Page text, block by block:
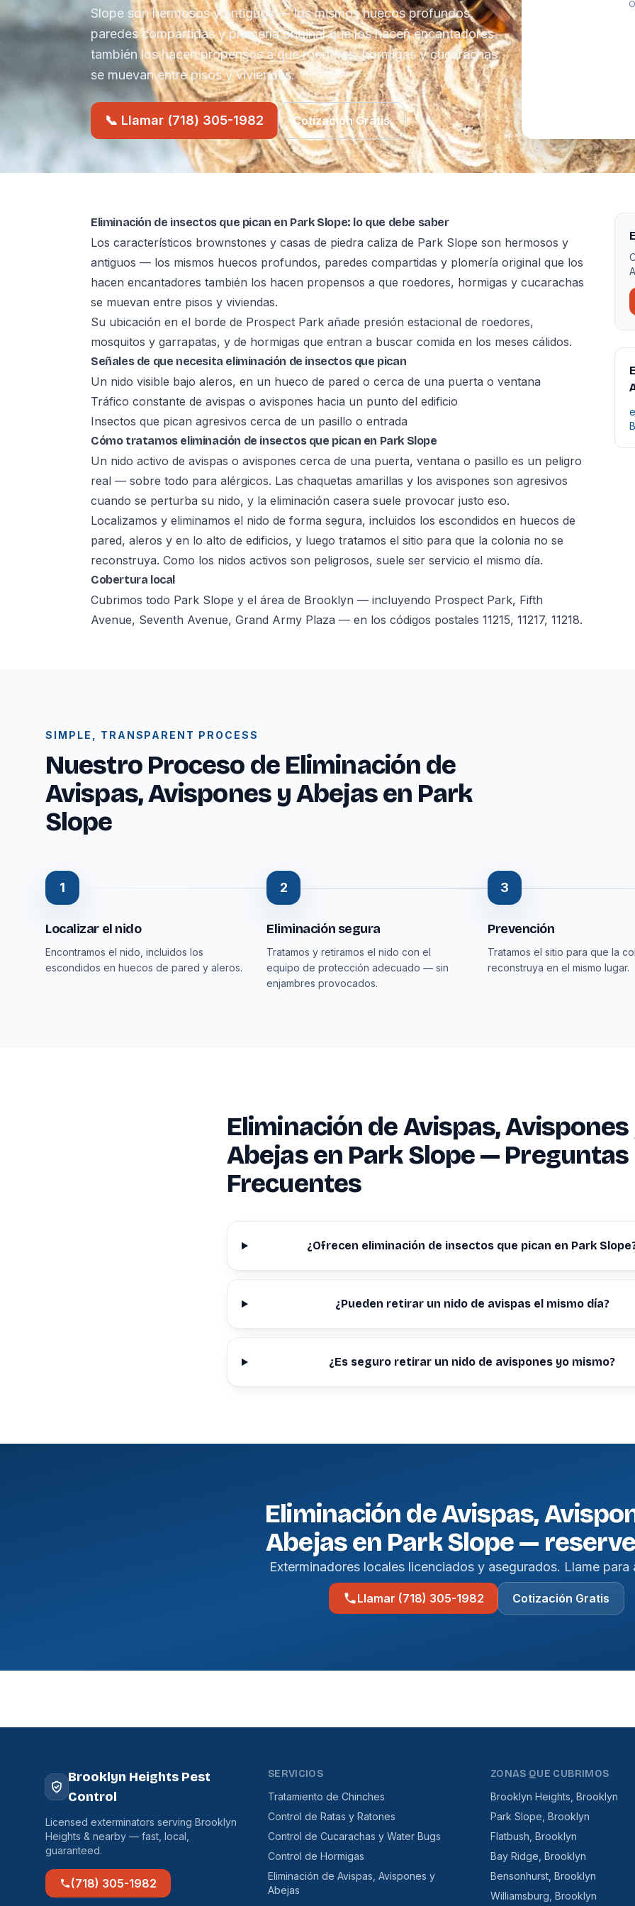
Slope son hermosos y antiguos — los mismos huecos profundos,
paredes compartidas y plomería original que los hacen encantadores
también los hacen propensos a que roedores, hormigas y cucarachas
se muevan entre pisos y viviendas.
📞 Llamar (718) 305-1982 Cotización Gratis
Eliminación de insectos que pican en Park Slope: lo que debe saber
Los característicos brownstones y casas de piedra caliza de Park Slope son hermosos y
antiguos — los mismos huecos profundos, paredes compartidas y plomería original que los
hacen encantadores también los hacen propensos a que roedores, hormigas y cucarachas
se muevan entre pisos y viviendas.
Su ubicación en el borde de Prospect Park añade presión estacional de roedores,
mosquitos y garrapatas, y de hormigas que entran a buscar comida en los meses cálidos.
Señales de que necesita eliminación de insectos que pican
Un nido visible bajo aleros, en un hueco de pared o cerca de una puerta o ventana
Tráfico constante de avispas o avispones hacia un punto del edificio
Insectos que pican agresivos cerca de un pasillo o entrada
Cómo tratamos eliminación de insectos que pican en Park Slope
Un nido activo de avispas o avispones cerca de una puerta, ventana o pasillo es un peligro
real — sobre todo para alérgicos. Las chaquetas amarillas y los avispones son agresivos
cuando se perturba su nido, y la eliminación casera suele provocar justo eso.
Localizamos y eliminamos el nido de forma segura, incluidos los escondidos en huecos de
pared, aleros y en lo alto de edificios, y luego tratamos el sitio para que la colonia no se
reconstruya. Como los nidos activos son peligrosos, suele ser servicio el mismo día.
Cobertura local
Cubrimos todo Park Slope y el área de Brooklyn — incluyendo Prospect Park, Fifth
Avenue, Seventh Avenue, Grand Army Plaza — en los códigos postales 11215, 11217, 11218.
SIMPLE, TRANSPARENT PROCESS
Nuestro Proceso de Eliminación de
Avispas, Avispones y Abejas en Park
Slope
1
Localizar el nido
Encontramos el nido, incluidos los
escondidos en huecos de pared y aleros.
2
Eliminación segura
Tratamos y retiramos el nido con el
equipo de protección adecuado — sin
enjambres provocados.
3
Prevención
Tratamos el sitio para que la
reconstruya en el mismo lugar.
Eliminación de Avispas, Avispones
Abejas en Park Slope — Preguntas
Frecuentes
¿Ofrecen eliminación de insectos que pican en Park
¿Pueden retirar un nido de avispas el mismo día?
¿Es seguro retirar un nido de avispones yo mismo?
Eliminación de Avispas,
Abejas en Park Slope —
Exterminadores locales licenciados y asegurados. Llame para
Llamar (718) 305-1982 Cotización Gratis
Brooklyn Heights Pest
Control
Licensed exterminators serving Brooklyn
Heights & nearby — fast, local,
guaranteed.
(718) 305-1982
SERVICIOS
Tratamiento de Chinches
Control de Ratas y Ratones
Control de Cucarachas y Water Bugs
Control de Hormigas
Eliminación de Avispas, Avispones y
Abejas
ZONAS QUE CUBRIMOS
Brooklyn Heights, Brooklyn
Park Slope, Brooklyn
Flatbush, Brooklyn
Bay Ridge, Brooklyn
Bensonhurst, Brooklyn
Williamsburg, Brooklyn